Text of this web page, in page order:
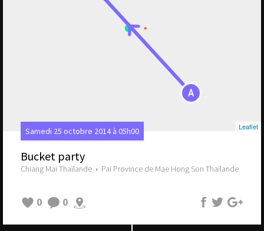
A
Leaflet
Samedi 25 octobre 2014 à 05h00
Bucket party
Chiang Mai Thaïlande › Pai Province de Mae Hong Son Thaïlande
0 0